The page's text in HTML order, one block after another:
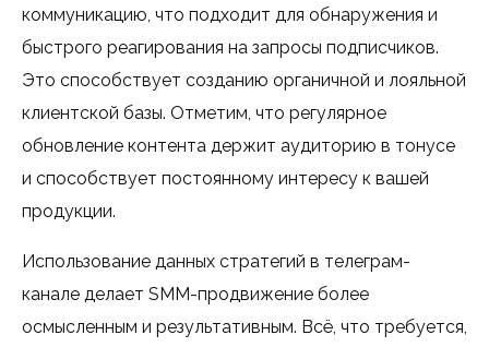
коммуникацию, что подходит для обнаружения и
быстрого реагирования на запросы подписчиков.
Это способствует созданию органичной и лояльной
клиентской базы. Отметим, что регулярное
обновление контента держит аудиторию в тонусе
и способствует постоянному интересу к вашей
продукции.
Использование данных стратегий в телеграм-
канале делает SMM-продвижение более
осмысленным и результативным. Всё, что требуется,